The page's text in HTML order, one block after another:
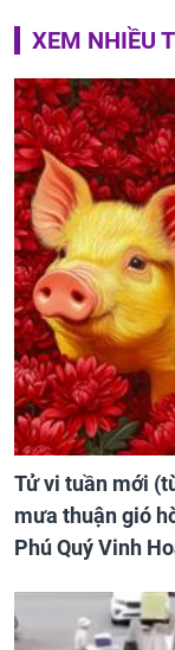
XEM NHIỀU
Tử vi tuần mới
mưa thuận gió
Phú Quý Vinh